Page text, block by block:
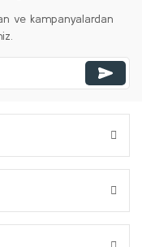
ve kampanyalardan